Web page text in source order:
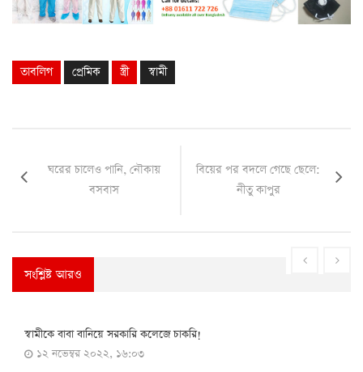
তাবলিগ প্রেমিক স্ত্রী স্বামী
ঘরের চালেও পানি, নৌকায়
বসবাস
বিয়ের পর বদলে গেছে ছেলে:
নীতু কাপুর
সংশ্লিষ্ট আরও
বাংলাদেশ
স্বামীকে বাবা বানিয়ে সরকারি কলেজে চাকরি!
১২ নভেম্বর ২০২২, ১৬:০৩